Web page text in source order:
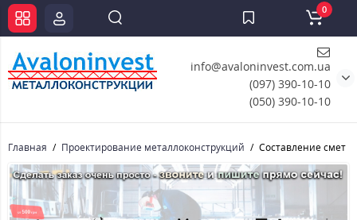
info@avaloninvest.com.ua
(097) 390-10-10
(050) 390-10-10
0
Главная Проектирование металлоконструкций Составление смет